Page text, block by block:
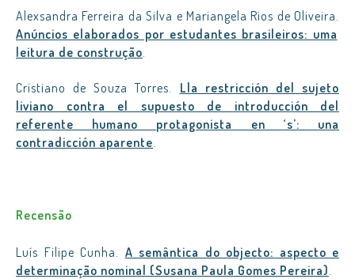
Alexsandra Ferreira da Silva e Mariangela Rios de Oliveira.
Anúncios elaborados por estudantes brasileiros: uma
leitura de construção.
Cristiano de Souza Torres. Lla restricción del sujeto
liviano contra el supuesto de introducción del
referente humano protagonista en ‘s’: una
contradicción aparente.
Recensão
Luís Filipe Cunha. A semântica do objecto: aspecto e
determinação nominal (Susana Paula Gomes Pereira).